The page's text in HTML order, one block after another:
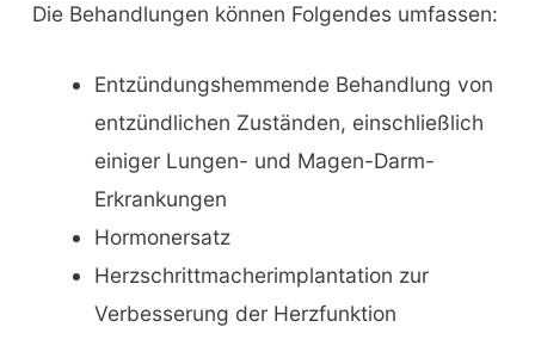
Die Behandlungen können Folgendes umfassen:
Entzündungshemmende Behandlung von
entzündlichen Zuständen, einschließlich
einiger Lungen- und Magen-Darm-
Erkrankungen
Hormonersatz
Herzschrittmacherimplantation zur
Verbesserung der Herzfunktion